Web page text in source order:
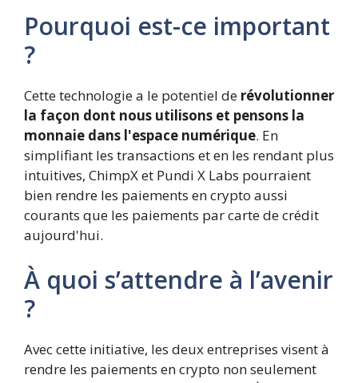
Pourquoi est-ce important
?
Cette technologie a le potentiel de révolutionner
la façon dont nous utilisons et pensons la
monnaie dans l'espace numérique. En
simplifiant les transactions et en les rendant plus
intuitives, ChimpX et Pundi X Labs pourraient
bien rendre les paiements en crypto aussi
courants que les paiements par carte de crédit
aujourd'hui.
À quoi s’attendre à l’avenir
?
Avec cette initiative, les deux entreprises visent à
rendre les paiements en crypto non seulement